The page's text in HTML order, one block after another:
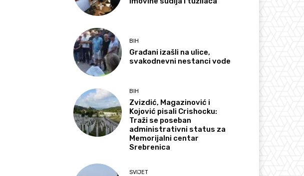
BIH
Građani izašli na ulice,
svakodnevni nestanci vode
BIH
Zvizdić, Magazinović i
Kojović pisali Crishocku:
Traži se poseban
administrativni status za
Memorijalni centar
Srebrenica
SVIJET